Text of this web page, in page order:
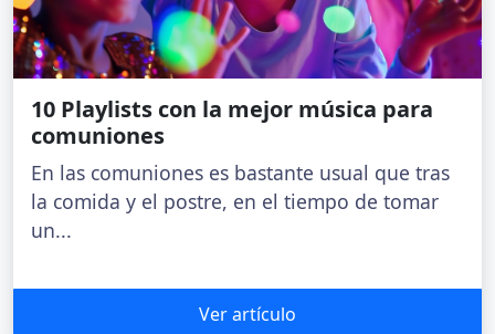
10 Playlists con la mejor música para
comuniones
En las comuniones es bastante usual que tras
la comida y el postre, en el tiempo de tomar
un...
Ver artículo